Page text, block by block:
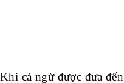
cá ngừ được đưa đến